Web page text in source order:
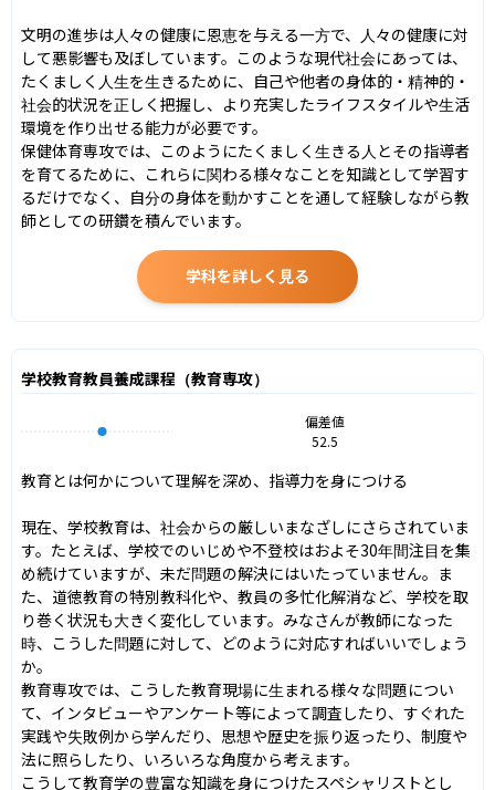
文明の進歩は人々の健康に恩恵を与える一方で、人々の健康に対
して悪影響も及ぼしています。このような現代社会にあっては、
たくましく人生を生きるために、自己や他者の身体的・精神的・
社会的状況を正しく把握し、より充実したライフスタイルや生活
環境を作り出せる能力が必要です。
保健体育専攻では、このようにたくましく生きる人とその指導者
を育てるために、これらに関わる様々なことを知識として学習す
るだけでなく、自分の身体を動かすことを通して経験しながら教
師としての研鑽を積んでいます。
学科を詳しく見る
学校教育教員養成課程（教育専攻）
偏差値
52.5
教育とは何かについて理解を深め、指導力を身につける
現在、学校教育は、社会からの厳しいまなざしにさらされていま
す。たとえば、学校でのいじめや不登校はおよそ30年間注目を集
め続けていますが、未だ問題の解決にはいたっていません。ま
た、道徳教育の特別教科化や、教員の多忙化解消など、学校を取
り巻く状況も大きく変化しています。みなさんが教師になった
時、こうした問題に対して、どのように対応すればいいでしょう
か。
教育専攻では、こうした教育現場に生まれる様々な問題につい
て、インタビューやアンケート等によって調査したり、すぐれた
実践や失敗例から学んだり、思想や歴史を振り返ったり、制度や
法に照らしたり、いろいろな角度から考えます。
こうして教育学の豊富な知識を身につけたスペシャリストとし